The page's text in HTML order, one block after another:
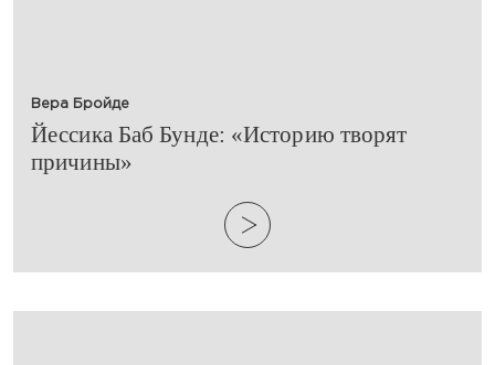
Вера Бройде
​Йессика Баб Бунде: «Историю творят
причины»